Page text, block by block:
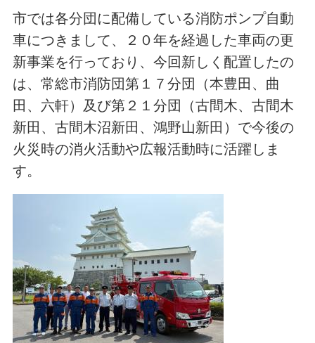
市では各分団に配備している消防ポンプ自動
車につきまして、２０年を経過した車両の更
新事業を行っており、今回新しく配置したの
は、常総市消防団第１７分団（本豊田、曲
田、六軒）及び第２１分団（古間木、古間木
新田、古間木沼新田、鴻野山新田）で今後の
火災時の消火活動や広報活動時に活躍しま
す。